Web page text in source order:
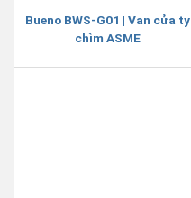
Bueno BWS-G01 | Van cửa ty
chìm ASME